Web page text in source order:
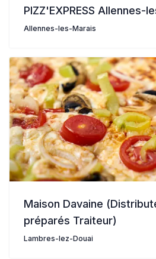
PIZZ'EXPRESS Allennes-
Allennes-les-Marais
Maison Davaine
préparés Traiteur)
Lambres-lez-Douai